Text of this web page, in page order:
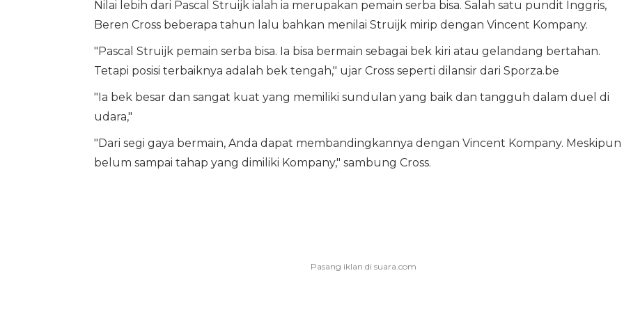
Nilai lebih dari Pascal Struijk ialah ia merupakan pemain serba bisa. Salah satu pundit Inggris,
Beren Cross beberapa tahun lalu bahkan menilai Struijk mirip dengan Vincent Kompany.
"Pascal Struijk pemain serba bisa. Ia bisa bermain sebagai bek kiri atau gelandang bertahan.
Tetapi posisi terbaiknya adalah bek tengah," ujar Cross seperti dilansir dari Sporza.be
"Ia bek besar dan sangat kuat yang memiliki sundulan yang baik dan tangguh dalam duel di
udara,"
"Dari segi gaya bermain, Anda dapat membandingkannya dengan Vincent Kompany. Meskipun
belum sampai tahap yang dimiliki Kompany," sambung Cross.